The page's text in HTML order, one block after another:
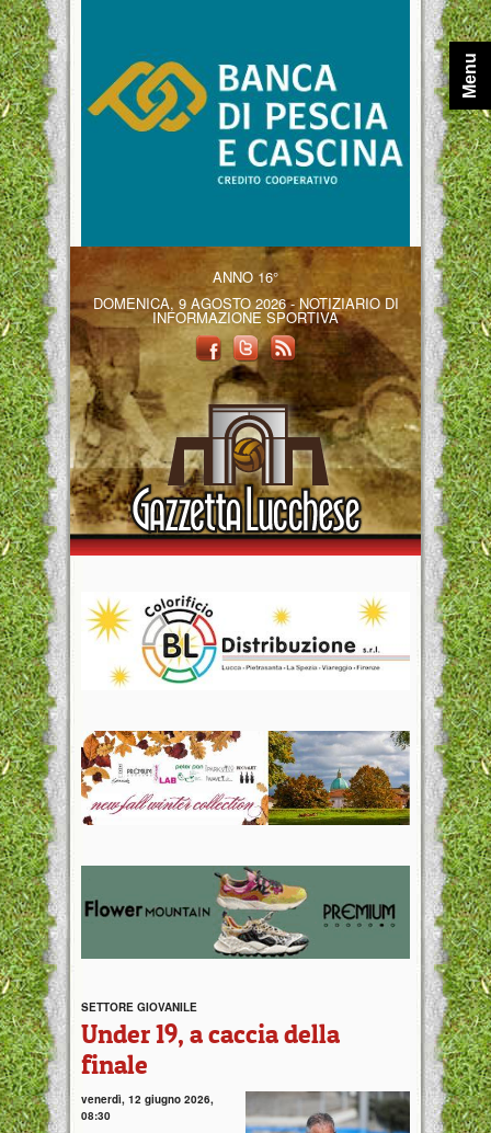
ANNO 16°
DOMENICA, 9 AGOSTO 2026 - NOTIZIARIO DI
INFORMAZIONE SPORTIVA
SETTORE GIOVANILE
Under 19, a caccia della
finale
venerdì, 12 giugno 2026,
08:30
Menu